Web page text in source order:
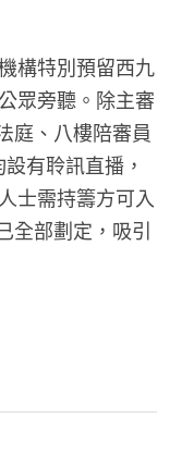
構特別預留西九
眾旁聽。除主審
庭、八樓陪審員
有聆訊直播，
士需持籌方可入
部劃定，吸引